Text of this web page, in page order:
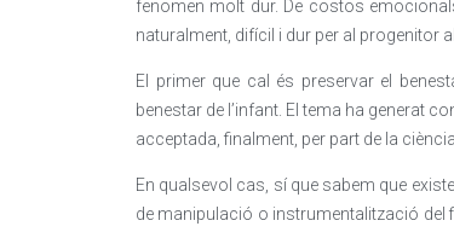
fenomen molt dur. De costos
naturalment, difícil i dur per al progenitor
El primer que cal és preservar el
benestar de l’infant. El tema ha generat
acceptada, finalment, per part de la
En qualsevol cas, sí que sabem que
de manipulació o instrumentalització del